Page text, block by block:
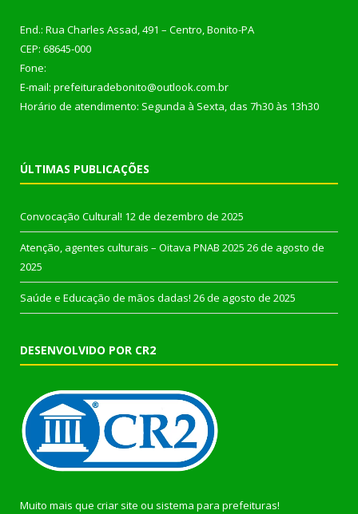
End.: Rua Charles Assad, 491 – Centro, Bonito-PA
CEP: 68645-000
Fone:
E-mail: prefeituradebonito@outlook.com.br
Horário de atendimento: Segunda à Sexta, das 7h30 às 13h30
ÚLTIMAS PUBLICAÇÕES
Convocação Cultural! 12 de dezembro de 2025
Atenção, agentes culturais – Oitava PNAB 2025 26 de agosto de
2025
Saúde e Educação de mãos dadas! 26 de agosto de 2025
DESENVOLVIDO POR CR2
Muito mais que criar site ou sistema para prefeituras!